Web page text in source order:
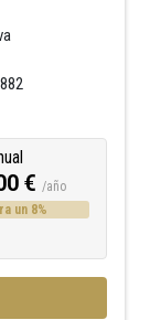
€ /año
un 8%